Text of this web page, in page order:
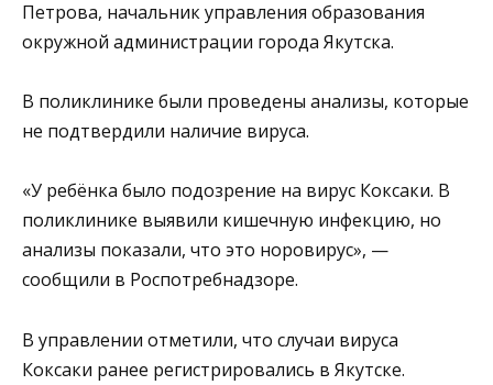
Петрова, начальник управления образования
окружной администрации города Якутска.
В поликлинике были проведены анализы, которые
не подтвердили наличие вируса.
«У ребёнка было подозрение на вирус Коксаки. В
поликлинике выявили кишечную инфекцию, но
анализы показали, что это норовирус», —
сообщили в Роспотребнадзоре.
В управлении отметили, что случаи вируса
Коксаки ранее регистрировались в Якутске.